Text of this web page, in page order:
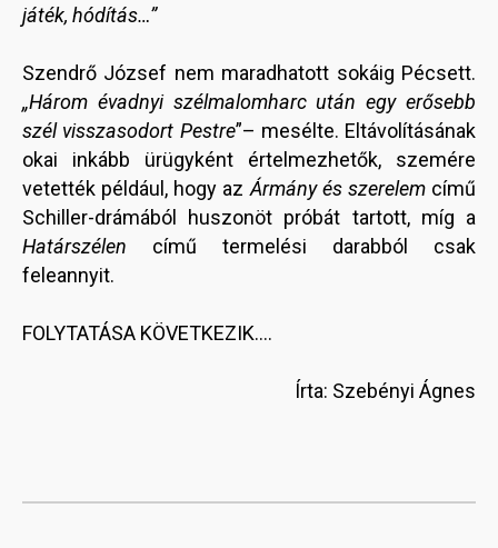
játék, hódítás…”
Szendrő József nem maradhatott sokáig Pécsett.
„Három évadnyi szélmalomharc után egy erősebb
szél visszasodort Pestre”– mesélte. Eltávolításának
okai inkább ürügyként értelmezhetők, szemére
vetették például, hogy azÁrmány és szerelem című
Schiller-drámából huszonöt próbát tartott, míg a
Határszélen című termelési darabból csak
feleannyit.
FOLYTATÁSA KÖVETKEZIK....
Írta: Szebényi Ágnes